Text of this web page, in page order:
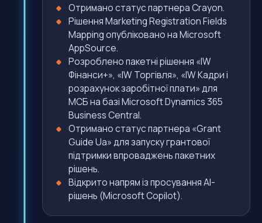
Отримано статус партнера Crayon.
Рішення Marketing Registration Fields
Mapping опубліковано на Microsoft
AppSource.
Розроблено пакетні рішення «IW
Фінанси+», «IW Торгівля», «IW Кадри і
розрахунок заробітної плати» для
МСБ на базі Microsoft Dynamics 365
Business Central.
Отримано статус партнера «Grant
Guide Ua» для запуску грантової
підтримки впроваджень пакетних
рішень.
Відкрито напрям із просування AI-
рішень (Microsoft Copilot).